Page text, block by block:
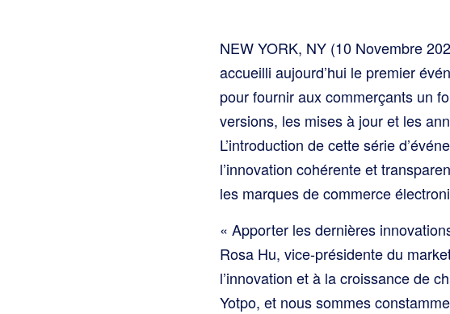
NEW YORK, NY (10 Novembre
accueilli aujourd’hui le premier
pour fournir aux commerçants un
versions, les mises à jour et les
L’introduction de cette série
l’innovation cohérente et
les marques de commerce
« Apporter les dernières
Rosa Hu, vice-présidente du
l’innovation et à la croissance de
Yotpo, et nous sommes